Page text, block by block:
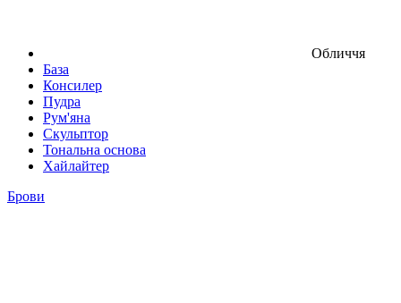
Обличчя
База
Консилер
Пудра
Рум'яна
Скульптор
Тональна основа
Хайлайтер
Брови